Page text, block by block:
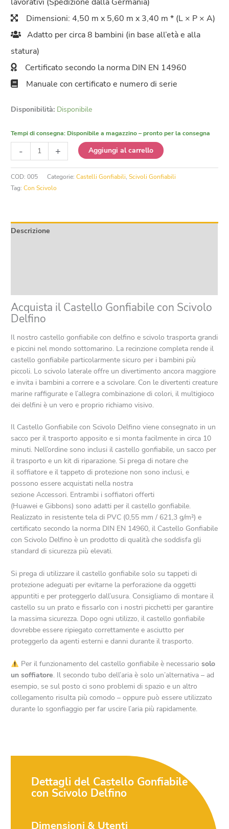
Dimensioni: 4,50 m x 5,60 m x 3,40 m * (L × P × A)
Adatto per circa 8 bambini (in base all’età e alla
statura)
Certificato secondo la norma DIN EN 14960
Manuale con certificato e numero di serie
Disponibilità: Disponibile
Tempi di consegna: Disponibile a magazzino – pronto per la consegna
-
Gonfiabile
con
Scivolo
Delfino
+ Aggiungi al carrello
COD:005 Categorie:Castelli Gonfiabili,Scivoli Gonfiabili
Tag:Con Scivolo
Descrizione
Acquista il Castello Gonfiabile con Scivolo
Delfino
Il nostro castello gonfiabile con delfino e scivolo trasporta grandi
e piccini nel mondo sottomarino. La recinzione completa rende il
castello gonfiabile particolarmente sicuro per i bambini più
piccoli. Lo scivolo laterale offre un divertimento ancora maggiore
e invita i bambini a correre e a scivolare. Con le divertenti creature
marine raffigurate e l’allegra combinazione di colori, il multigioco
dei delfini è un vero e proprio richiamo visivo.
Il Castello Gonfiabile con Scivolo Delfino viene consegnato in un
sacco per il trasporto apposito e si monta facilmente in circa 10
minuti. Nell’ordine sono inclusi il castello gonfiabile, un sacco per
il trasporto e un kit di riparazione. Si prega di notare che
il soffiatore e il tappeto di protezione non sono inclusi, e
possono essere acquistati nella nostra
sezione Accessori. Entrambi i soffiatori offerti
(Huawei e Gibbons) sono adatti per il castello gonfiabile.
Realizzato in resistente tela di PVC (0,55 mm / 621,3 g/m²) e
certificato secondo la norma DIN EN 14960, il Castello Gonfiabile
con Scivolo Delfino è un prodotto di qualità che soddisfa gli
standard di sicurezza più elevati.
Si prega di utilizzare il castello gonfiabile solo su tappeti di
protezione adeguati per evitarne la perforazione da oggetti
appuntiti e per proteggerlo dall’usura. Consigliamo di montare il
castello su un prato e fissarlo con i nostri picchetti per garantire
la massima sicurezza. Dopo ogni utilizzo, il castello gonfiabile
dovrebbe essere ripiegato correttamente e asciutto per
proteggerlo da agenti esterni e danni durante il trasporto.
Per il funzionamento del castello gonfiabile è necessario solo
un soffiatore. Il secondo tubo dell’aria è solo un’alternativa – ad
esempio, se sul posto ci sono problemi di spazio e un altro
collegamento risulta più comodo – oppure può essere utilizzato
durante lo sgonfiaggio per far uscire l’aria più rapidamente.
Dettagli del Castello Gonfiabile
con Scivolo Delfino
Dimensioni & Utenti